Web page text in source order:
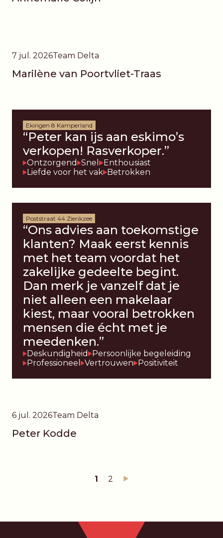
7 jul. 2026Team Delta
Marilène van Poortvliet-Traas
Ekingen 8 Kamperland
“Peter kan ijs aan eskimo’s
verkopen! Rasverkoper.”
Ontzorgend Snel Enthousiast
Liefde voor het vak Betrokken
Poststraat 44 Zierikzee
“Ons advies aan toekomstige
klanten? Maak eerst kennis
met het team voordat het
zakelijke gedeelte begint.
Dan merk je vanzelf dat je
niet alleen een makelaar
kiest, maar vooral betrokken
mensen die écht met je
meedenken.”
Deskundigheid Persoonlijke begeleiding
Professioneel Vertrouwen Positiviteit
6 jul. 2026Team Delta
Peter Kodde
1 2